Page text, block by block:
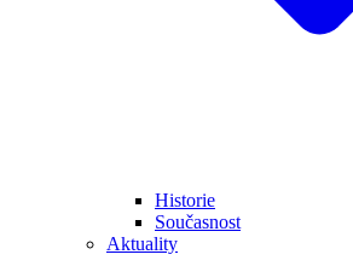
Historie
Současnost
Aktuality